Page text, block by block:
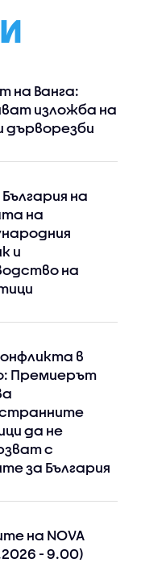
на Ванга:
изложба на
дърворезби
на
на
и
на
в
Премиерът
да не
с
за България
на NOVA
- 9.00)